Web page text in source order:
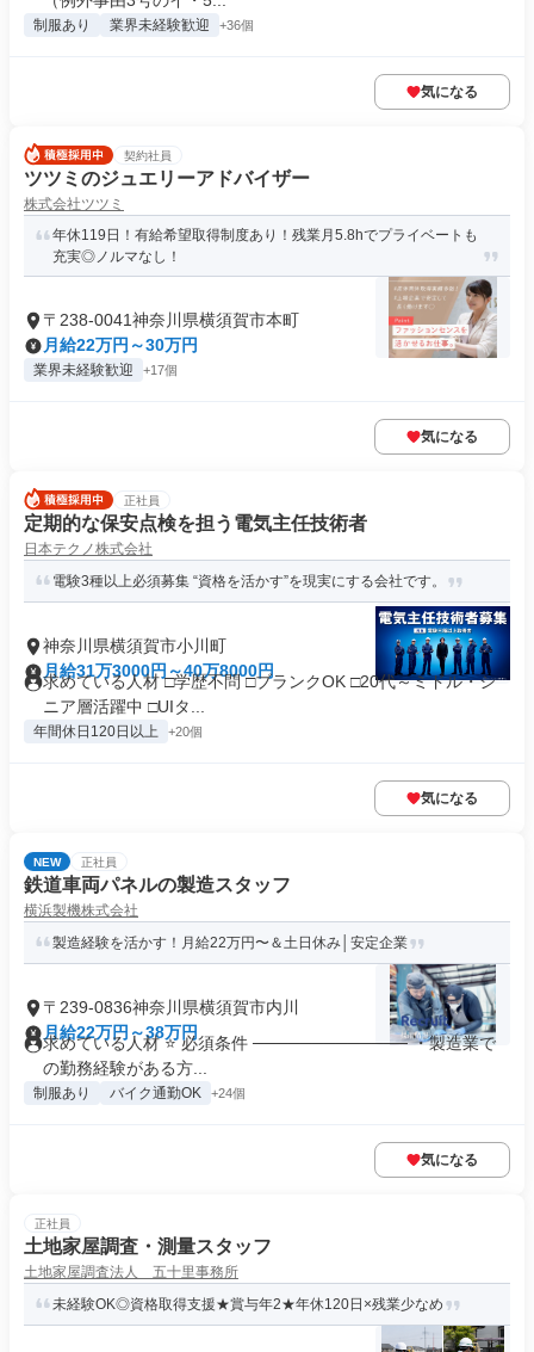
制服あり 業界未経験歓迎 +36個
気になる
契約社員
ツツミのジュエリーアドバイザー
株式会社ツツミ
年休119日！有給希望取得制度あり！残業月5.8hでプライベートも
充実◎ノルマなし！
〒238-0041神奈川県横須賀市本町
月給22万円～30万円
業界未経験歓迎 +17個
気になる
正社員
定期的な保安点検を担う電気主任技術者
日本テクノ株式会社
電験3種以上必須募集 “資格を活かす”を現実にする会社です。
神奈川県横須賀市小川町
月給31万3000円～40万8000円
求めている人材 □学歴不問 □ブランクOK □20代～ミドル・シ
ニア層活躍中 □UIタ...
年間休日120日以上 +20個
気になる
NEW 正社員
鉄道車両パネルの製造スタッフ
横浜製機株式会社
製造経験を活かす！月給22万円〜＆土日休み│安定企業
〒239-0836神奈川県横須賀市内川
月給22万円～38万円
求めている人材 ⭐ 必須条件 ───────────── ・製造業で
の勤務経験がある方...
制服あり バイク通勤OK +24個
気になる
正社員
土地家屋調査・測量スタッフ
土地家屋調査法人 五十里事務所
未経験OK◎資格取得支援★賞与年2★年休120日×残業少なめ